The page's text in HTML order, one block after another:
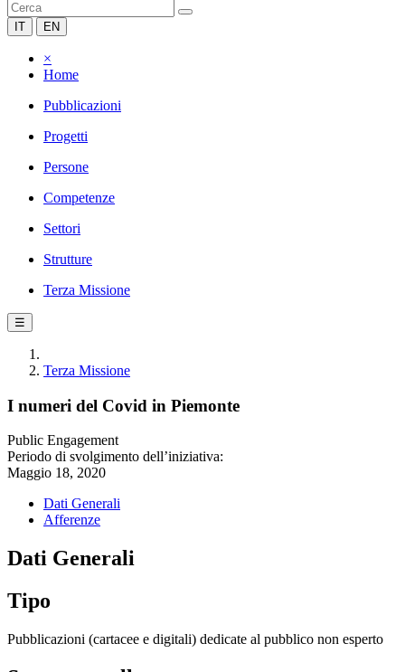
IT EN
×
Home
Pubblicazioni
Progetti
Persone
Competenze
Settori
Strutture
Terza Missione
☰
Terza Missione
I numeri del Covid in Piemonte
Public Engagement
Periodo di svolgimento dell’iniziativa:
Maggio 18, 2020
Dati Generali
Afferenze
Dati Generali
Tipo
Pubblicazioni (cartacee e digitali) dedicate al pubblico non esperto